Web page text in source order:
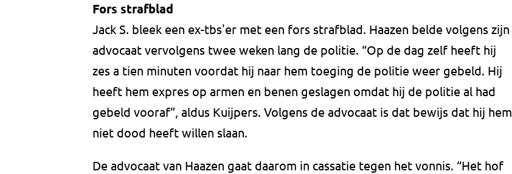
Fors strafblad
Jack S. bleek een ex-tbs'er met een fors strafblad. Haazen belde volgens zijn
advocaat vervolgens twee weken lang de politie. “Op de dag zelf heeft hij
zes a tien minuten voordat hij naar hem toeging de politie weer gebeld. Hij
heeft hem expres op armen en benen geslagen omdat hij de politie al had
gebeld vooraf”, aldus Kuijpers. Volgens de advocaat is dat bewijs dat hij hem
niet dood heeft willen slaan.
De advocaat van Haazen gaat daarom in cassatie tegen het vonnis. “Het hof